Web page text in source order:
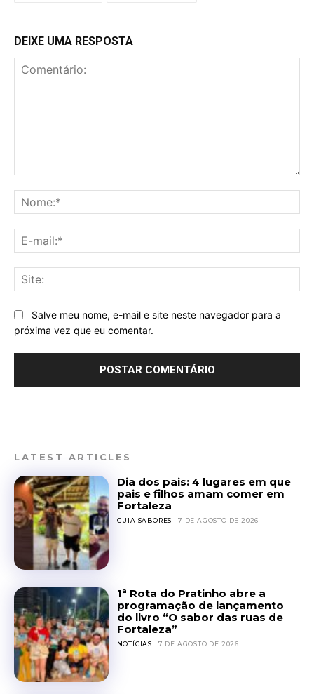
DEIXE UMA RESPOSTA
Salve meu nome, e-mail e site neste navegador para a
próxima vez que eu comentar.
LATEST ARTICLES
Dia dos pais: 4 lugares em que
pais e filhos amam comer em
Fortaleza
GUIA SABORES 7 DE AGOSTO DE 2026
1ª Rota do Pratinho abre a
programação de lançamento
do livro “O sabor das ruas de
Fortaleza”
NOTÍCIAS 7 DE AGOSTO DE 2026